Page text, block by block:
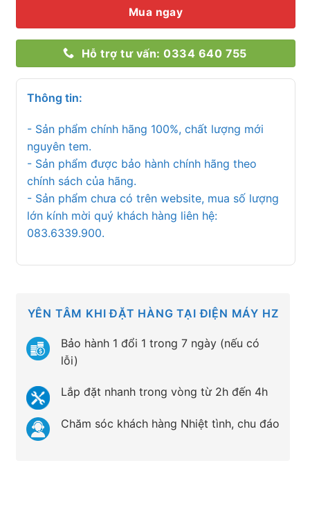
Mua ngay
Hỗ trợ tư vấn: 0334 640 755
Thông tin:
- Sản phẩm chính hãng 100%, chất lượng mới
nguyên tem.
- Sản phẩm được bảo hành chính hãng theo
chính sách của hãng.
- Sản phẩm chưa có trên website, mua số lượng
lớn kính mời quý khách hàng liên hệ:
083.6339.900.
YÊN TÂM KHI ĐẶT HÀNG TẠI ĐIỆN MÁY HZ
Bảo hành 1 đổi 1 trong 7 ngày (nếu có
lỗi)
Lắp đặt nhanh trong vòng từ 2h đến 4h
Chăm sóc khách hàng Nhiệt tình, chu đáo